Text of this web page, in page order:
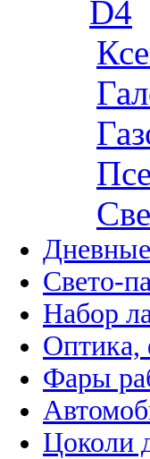
D4
Свето-
Набор
Фары
Цоколи